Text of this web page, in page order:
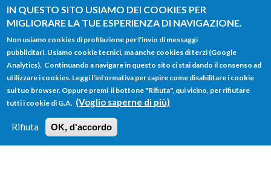
IN QUESTO SITO USIAMO DEI COOKIES PER
MIGLIORARE LA TUE ESPERIENZA DI NAVIGAZIONE.
Non usiamo cookies di profilazione per l'invio di messaggi
pubblicitari. Usiamo cookie tecnici, ma anche cookies di terzi (Google
Analytics). Continuando a navigare in questo sito ci stai dando il consenso ad
utilizzare i cookies. Leggi l'informativa per capire come disabilitare i cookie
sul tuo browser. Oppure premi il bottone "Rifiuta", qui vicino, per rifiutare
tutti i cookie di G.A. (Voglio saperne di più)
Rifiuta OK, d'accordo
Salta al contenuto principale
FORM
DI
RICERCA
Main menu
HOME TUTTI I PROFILI
LOGIN